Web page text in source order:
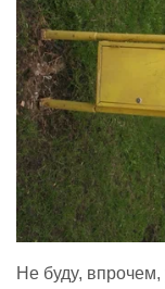
Не буду,